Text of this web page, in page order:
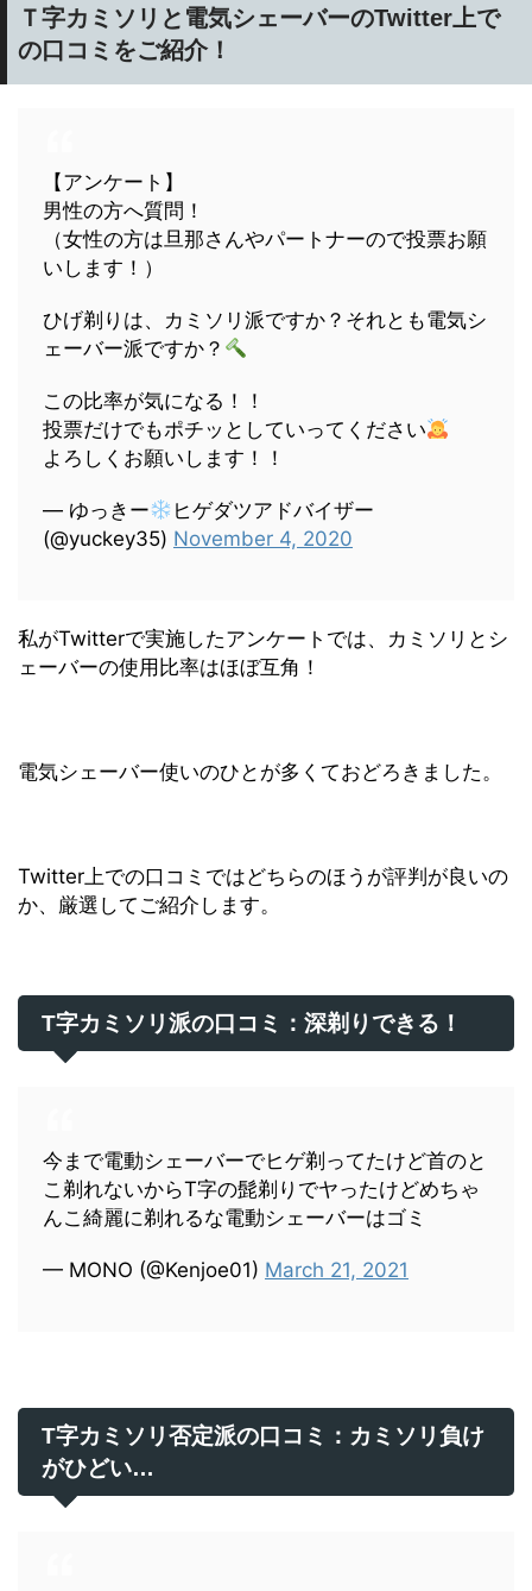
Ｔ字カミソリと電気シェーバーのTwitter上で
の口コミをご紹介！
【アンケート】
男性の方へ質問！
（女性の方は旦那さんやパートナーので投票お願
いします！）
ひげ剃りは、カミソリ派ですか？それとも電気シ
ェーバー派ですか？
この比率が気になる！！
投票だけでもポチッとしていってください
よろしくお願いします！！
— ゆっきー
ヒゲダツアドバイザー
(@yuckey35) November 4, 2020
私がTwitterで実施したアンケートでは、カミソリとシ
ェーバーの使用比率はほぼ互角！
電気シェーバー使いのひとが多くておどろきました。
Twitter上での口コミではどちらのほうが評判が良いの
か、厳選してご紹介します。
T字カミソリ派の口コミ：深剃りできる！
今まで電動シェーバーでヒゲ剃ってたけど首のと
こ剃れないからT字の髭剃りでヤったけどめちゃ
んこ綺麗に剃れるな電動シェーバーはゴミ
— MONO (@Kenjoe01) March 21, 2021
T字カミソリ否定派の口コミ：カミソリ負け
がひどい…